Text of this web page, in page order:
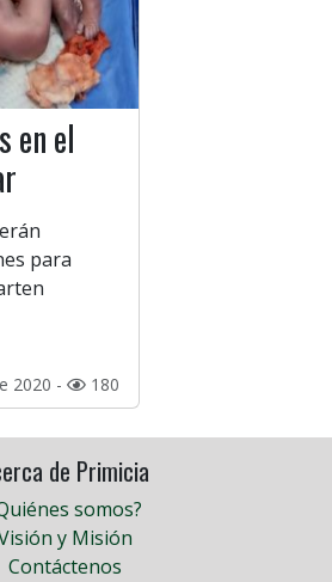
en el
para
2020 - 180
de Primicia
somos?
y Misión
Contáctenos